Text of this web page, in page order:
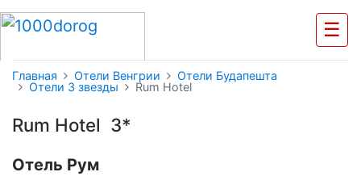
☰
Главная Отели Венгрии
Отели Будапешта
Отели 3 звезды
Rum Hotel
Rum Hotel 3*
Отель Рум